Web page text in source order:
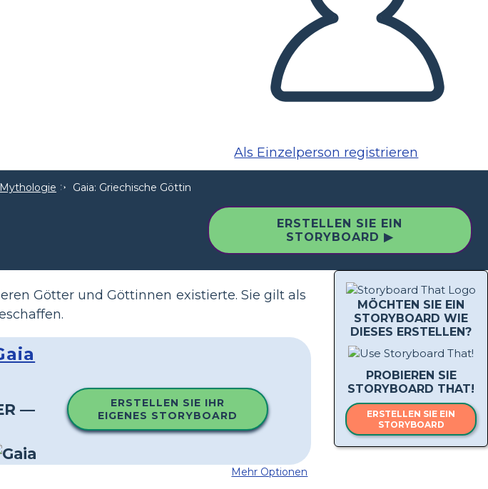
Als Einzelperson registrieren
Gaia: Griechische Göttin
ERSTELLEN SIE EIN
STORYBOARD ▶
MÖCHTEN SIE EIN
STORYBOARD WIE
DIESES ERSTELLEN?
PROBIEREN SIE
STORYBOARD THAT!
ERSTELLEN SIE EIN
STORYBOARD
Götter und Göttinnen existierte. Sie gilt als
—
ERSTELLEN SIE IHR
EIGENES STORYBOARD
Mehr Optionen